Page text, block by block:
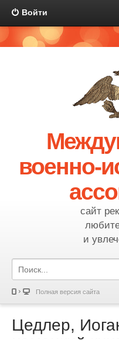
Войти
военно-
сайт
и
Полная версия сайта
Цедлер,